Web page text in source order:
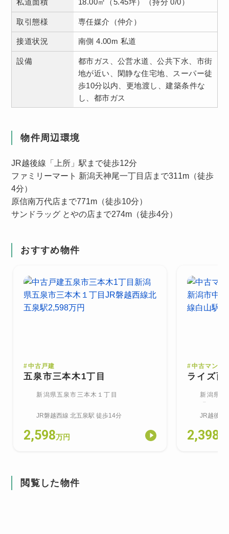
私道面積 18.00㎡（5.45坪）（持分 0/0）
取引態様 専任媒介（仲介）
接道状況 南側 4.00m 私道
設備
都市ガス、公営水道、公共下水、市街
地が近い、閑静な住宅地、スーパー徒
歩10分以内、更地渡し、建築条件な
し、都市ガス
物件周辺環境
JR越後線「上所」駅まで徒歩12分
ファミリーマート 新潟天神尾一丁目店まで311m（徒歩
4分）
原信南万代店まで771m（徒歩10分）
サンドラッグ とやの店まで274m（徒歩4分）
おすすめ物件
#中古戸建
五泉市三本木1丁目
新潟県五泉市三本木１丁目
JR磐越西線北五泉駅 徒歩14分
2,598万円
#中古マンシ
ライズ西
新潟県新
町
JR越後線
2,398
閲覧した物件